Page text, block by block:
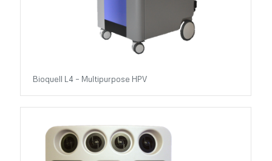
Bioquell L4 – Multipurpose HPV